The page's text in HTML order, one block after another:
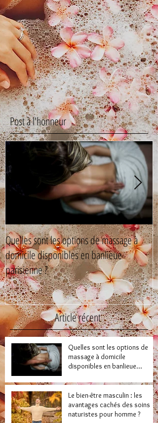
Post à l'honneur
Quelles sont les options de massage à
domicile disponibles en banlieue
parisienne ?
Article récent
Quelles sont les options de
massage à domicile
disponibles en banlieue
Le bien-être masculin : les
avantages cachés des soins
naturistes pour homme ?